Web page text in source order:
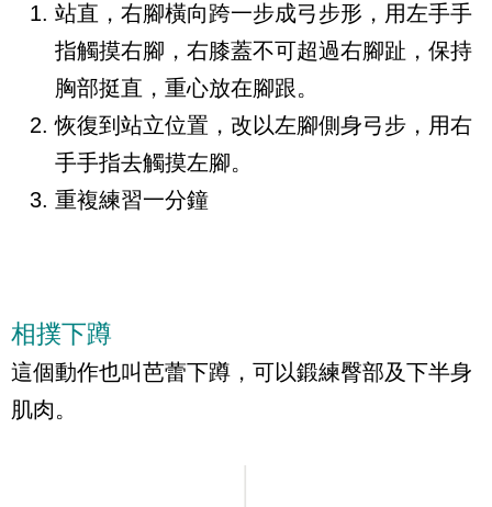
站直，右腳橫向跨一步成弓步形，用左手手
指觸摸右腳，右膝蓋不可超過右腳趾，保持
胸部挺直，重心放在腳跟。
恢復到站立位置，改以左腳側身弓步，用右
手手指去觸摸左腳。
重複練習一分鐘
相撲下蹲
這個動作也叫芭蕾下蹲，可以鍛練臀部及下半身
肌肉。